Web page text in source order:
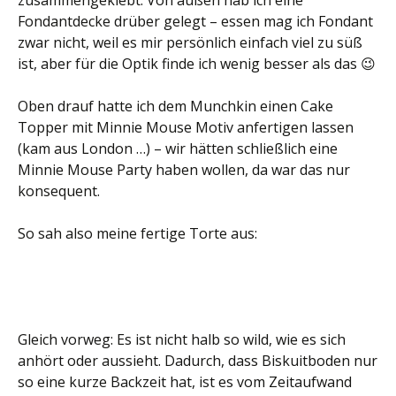
Fondantdecke drüber gelegt – essen mag ich Fondant
zwar nicht, weil es mir persönlich einfach viel zu süß
ist, aber für die Optik finde ich wenig besser als das 😉
Oben drauf hatte ich dem Munchkin einen Cake
Topper mit Minnie Mouse Motiv anfertigen lassen
(kam aus London …) – wir hätten schließlich eine
Minnie Mouse Party haben wollen, da war das nur
konsequent.
So sah also meine fertige Torte aus:
Gleich vorweg: Es ist nicht halb so wild, wie es sich
anhört oder aussieht. Dadurch, dass Biskuitboden nur
so eine kurze Backzeit hat, ist es vom Zeitaufwand